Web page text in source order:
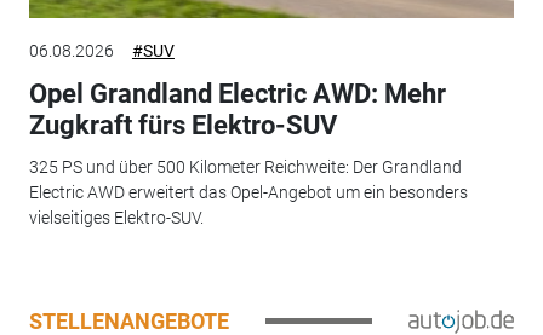
06.08.2026 #SUV
Opel Grandland Electric AWD: Mehr
Zugkraft fürs Elektro-SUV
325 PS und über 500 Kilometer Reichweite: Der Grandland
Electric AWD erweitert das Opel-Angebot um ein besonders
vielseitiges Elektro-SUV.
STELLENANGEBOTE